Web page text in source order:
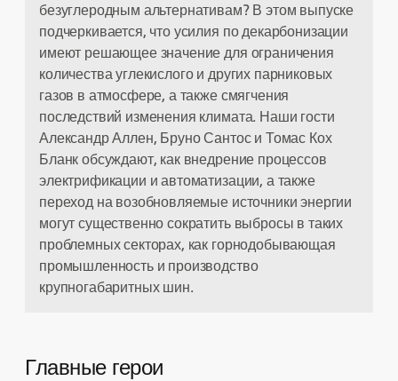
безуглеродным альтернативам? В этом выпуске
подчеркивается, что усилия по декарбонизации
имеют решающее значение для ограничения
количества углекислого и других парниковых
газов в атмосфере, а также смягчения
последствий изменения климата. Наши гости
Александр Аллен, Бруно Сантос и Томас Кох
Бланк обсуждают, как внедрение процессов
электрификации и автоматизации, а также
переход на возобновляемые источники энергии
могут существенно сократить выбросы в таких
проблемных секторах, как горнодобывающая
промышленность и производство
крупногабаритных шин.
Главные герои